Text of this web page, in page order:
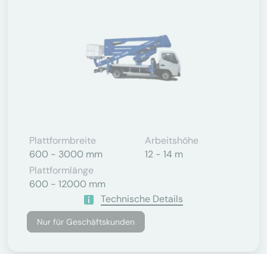
Plattformbreite
600 - 3000 mm
Arbeitshöhe
12 - 14 m
Plattformlänge
600 - 12000 mm
Technische Details
Nur für Geschäftskunden